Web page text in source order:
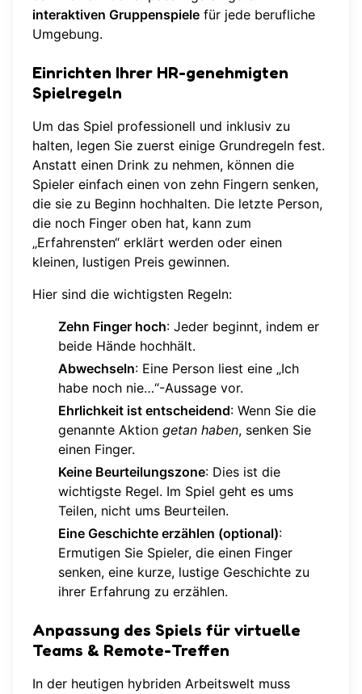
interaktiven Gruppenspiele für jede berufliche
Umgebung.
Einrichten Ihrer HR-genehmigten
Spielregeln
Um das Spiel professionell und inklusiv zu
halten, legen Sie zuerst einige Grundregeln fest.
Anstatt einen Drink zu nehmen, können die
Spieler einfach einen von zehn Fingern senken,
die sie zu Beginn hochhalten. Die letzte Person,
die noch Finger oben hat, kann zum
„Erfahrensten“ erklärt werden oder einen
kleinen, lustigen Preis gewinnen.
Hier sind die wichtigsten Regeln:
Zehn Finger hoch: Jeder beginnt, indem er
beide Hände hochhält.
Abwechseln: Eine Person liest eine „Ich
habe noch nie…“-Aussage vor.
Ehrlichkeit ist entscheidend: Wenn Sie die
genannte Aktion getan haben, senken Sie
einen Finger.
Keine Beurteilungszone: Dies ist die
wichtigste Regel. Im Spiel geht es ums
Teilen, nicht ums Beurteilen.
Eine Geschichte erzählen (optional):
Ermutigen Sie Spieler, die einen Finger
senken, eine kurze, lustige Geschichte zu
ihrer Erfahrung zu erzählen.
Anpassung des Spiels für virtuelle
Teams & Remote-Treffen
In der heutigen hybriden Arbeitswelt muss